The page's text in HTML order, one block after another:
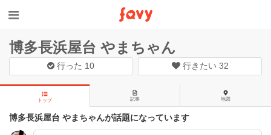
博多長浜屋台 やまちゃん
行った 10 行きたい 32
トップ 記事 地図
博多長浜屋台 やまちゃんが話題になっています